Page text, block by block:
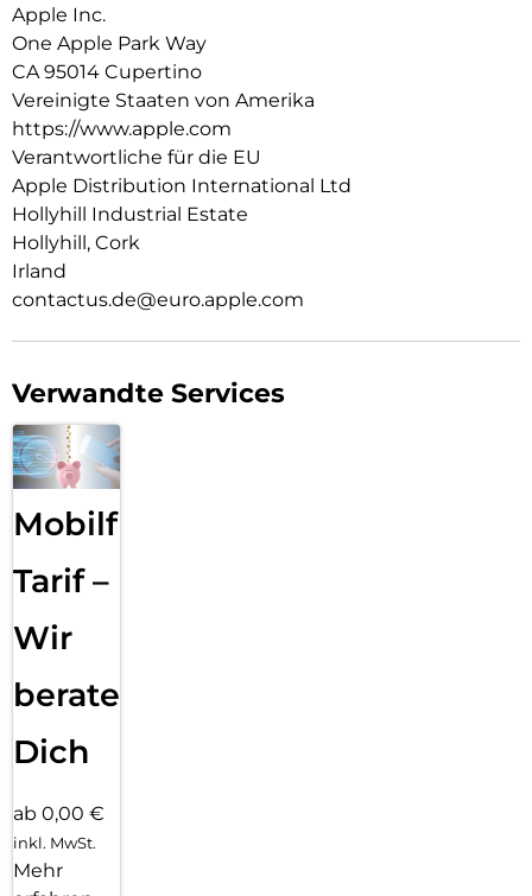
Apple Inc.
One Apple Park Way
CA 95014 Cupertino
Vereinigte Staaten von Amerika
https://www.apple.com
Verantwortliche für die EU
Apple Distribution International Ltd
Hollyhill Industrial Estate
Hollyhill, Cork
Irland
contactus.de@euro.apple.com
Verwandte Services
Mobilfunk
Tarif –
Wir
beraten
Dich
ab 0,00 €
inkl. MwSt.
Mehr